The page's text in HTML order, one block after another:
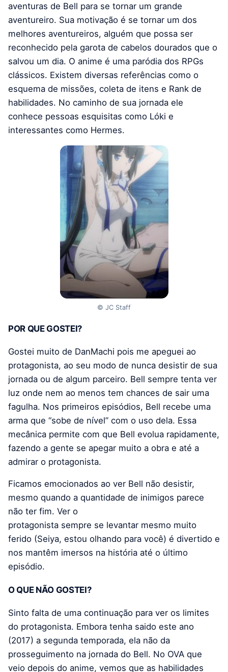
aventuras de Bell para se tornar um grande
aventureiro. Sua motivação é se tornar um dos
melhores aventureiros, alguém que possa ser
reconhecido pela garota de cabelos dourados que o
salvou um dia. O anime é uma paródia dos RPGs
clássicos. Existem diversas referências como o
esquema de missões, coleta de itens e Rank de
habilidades. No caminho de sua jornada ele
conhece pessoas esquisitas como Lóki e
interessantes como Hermes.
© JC Staff
POR QUE GOSTEI?
Gostei muito de DanMachi pois me apeguei ao
protagonista, ao seu modo de nunca desistir de sua
jornada ou de algum parceiro. Bell sempre tenta ver
luz onde nem ao menos tem chances de sair uma
fagulha. Nos primeiros episódios, Bell recebe uma
arma que “sobe de nível” com o uso dela. Essa
mecânica permite com que Bell evolua rapidamente,
fazendo a gente se apegar muito a obra e até a
admirar o protagonista.
Ficamos emocionados ao ver Bell não desistir,
mesmo quando a quantidade de inimigos parece
não ter fim. Ver o
protagonista sempre se levantar mesmo muito
ferido (Seiya, estou olhando para você) é divertido e
nos mantêm imersos na história até o último
episódio.
O QUE NÃO GOSTEI?
Sinto falta de uma continuação para ver os limites
do protagonista. Embora tenha saido este ano
(2017) a segunda temporada, ela não da
prosseguimento na jornada do Bell. No OVA que
veio depois do anime, vemos que as habilidades